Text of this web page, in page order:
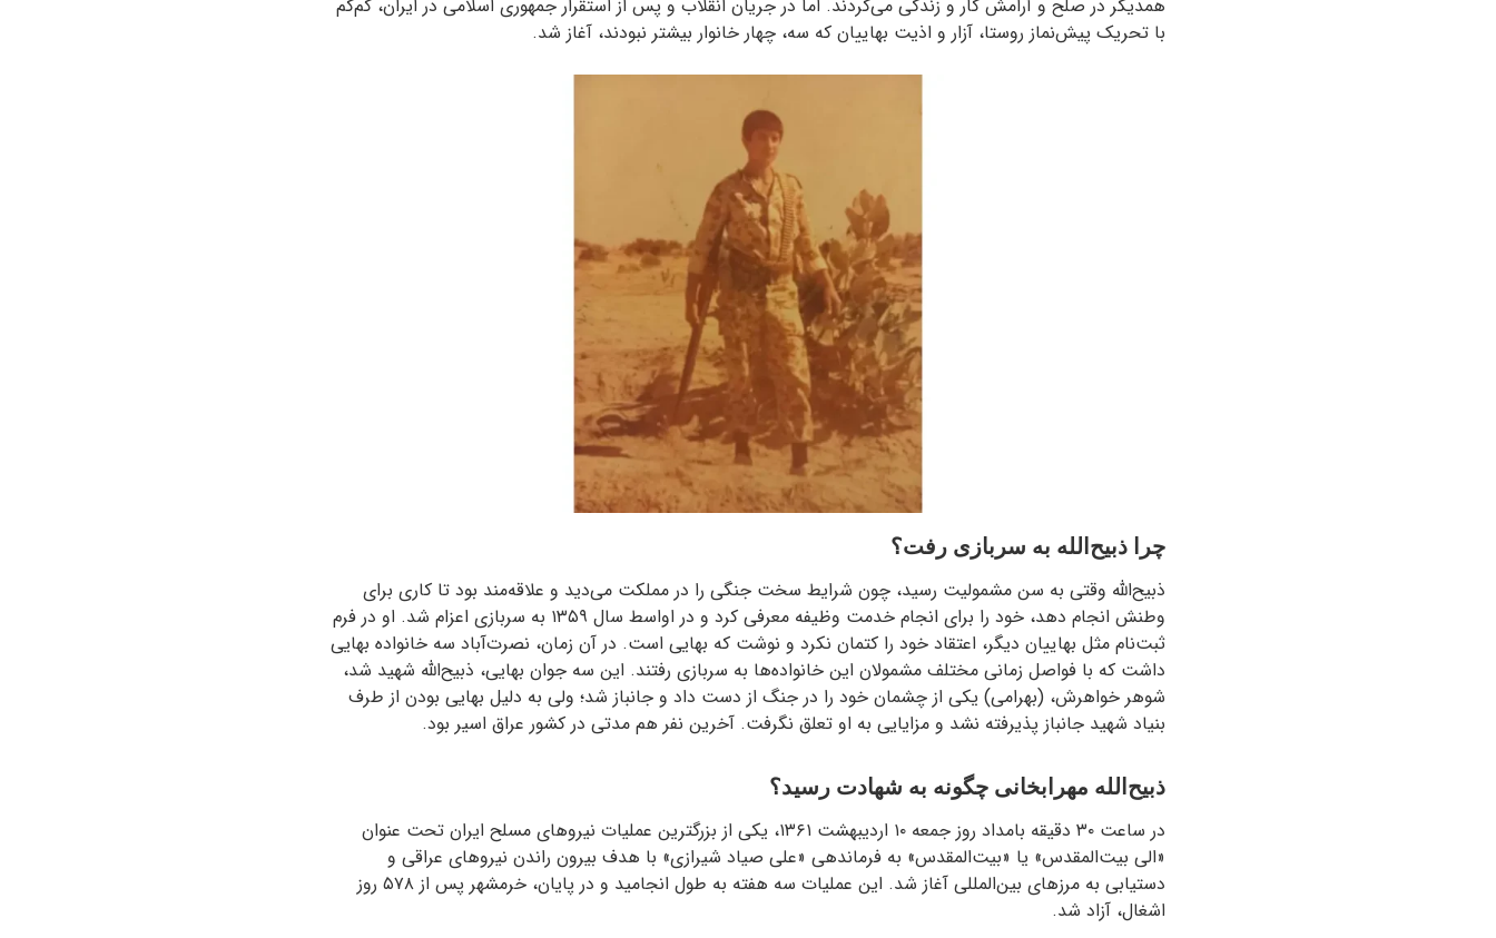
همدیگر در صلح و آرامش کار و زندگی می‌کردند. اما در جریان انقلاب و پس از استقرار جمهوری اسلامی در ایران، کم‌کم
با تحریک پیش‌نماز روستا، آزار و اذیت بهاییان که سه، چهار خانوار بیشتر نبودند، آغاز شد.
چرا ذبیح‌الله به سربازی رفت؟
ذبیح‌الله وقتی به سن مشمولیت رسید، چون شرایط سخت جنگی را در مملکت می‌دید و علاقه‌مند بود تا کاری برای
وطنش انجام دهد، خود را برای انجام خدمت وظیفه معرفی کرد و در اواسط سال ۱۳۵۹ به سربازی اعزام شد. او در فرم
ثبت‌نام مثل بهاییان دیگر، اعتقاد خود را کتمان نکرد و نوشت که بهایی است. در آن زمان، نصرت‌آباد سه خانواده بهایی
داشت که با فواصل زمانی مختلف مشمولان این خانواده‌ها به سربازی رفتند. این سه جوان بهایی، ذبیح‌الله شهید شد،
شوهر خواهرش، (بهرامی) یکی از چشمان خود را در جنگ از دست داد و جانباز شد؛ ولی به دلیل بهایی بودن از طرف
بنیاد شهید جانباز پذیرفته نشد و مزایایی به او تعلق نگرفت. آخرین نفر هم مدتی در کشور عراق اسیر بود.
ذبیح‌الله مهرابخانی چگونه به شهادت رسید؟
در ساعت ۳۰ دقیقه بامداد روز جمعه ۱۰ اردیبهشت ۱۳۶۱، یکی از بزرگترین عملیات نیروهای مسلح ایران تحت عنوان
«الی بیت‌المقدس» یا «بیت‌المقدس» به فرماندهی «علی صیاد شیرازی» با هدف بیرون راندن نیروهای عراقی و
دستیابی به مرزهای بین‌المللی آغاز شد. این عملیات سه هفته به طول انجامید و در پایان، خرمشهر پس از ۵۷۸ روز
اشغال، آزاد شد.